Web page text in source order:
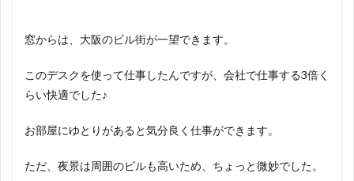
窓からは、大阪のビル街が一望できます。
このデスクを使って仕事したんですが、会社で仕事する3倍く
らい快適でした♪
お部屋にゆとりがあると気分良く仕事ができます。
ただ、夜景は周囲のビルも高いため、ちょっと微妙でした。